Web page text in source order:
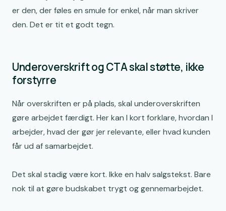
er den, der føles en smule for enkel, når man skriver
den. Det er tit et godt tegn.
Underoverskrift og CTA skal støtte, ikke
forstyrre
Når overskriften er på plads, skal underoverskriften
gøre arbejdet færdigt. Her kan I kort forklare, hvordan I
arbejder, hvad der gør jer relevante, eller hvad kunden
får ud af samarbejdet.
Det skal stadig være kort. Ikke en halv salgstekst. Bare
nok til at gøre budskabet trygt og gennemarbejdet.